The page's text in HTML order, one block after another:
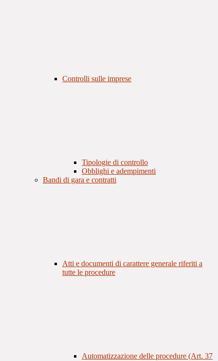
Controlli sulle imprese
Tipologie di controllo
Obblighi e adempimenti
Bandi di gara e contratti
Atti e documenti di carattere generale riferiti a
tutte le procedure
Automatizzazione delle procedure (Art. 37